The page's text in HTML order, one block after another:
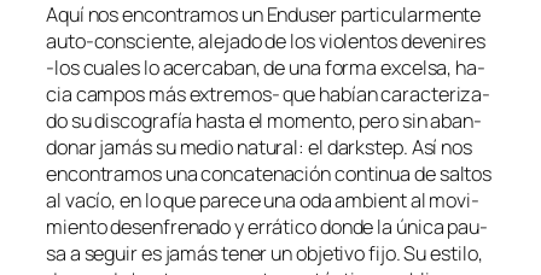
Aquí nos en­con­tra­mos un Enduser par­ti­cu­lar­men­te
auto-consciente, ale­ja­do de los vio­len­tos de­ve­ni­res
‑los cua­les lo acer­ca­ban, de una for­ma ex­cel­sa, ha­
cia cam­pos más extremos- que ha­bían ca­rac­te­ri­za­
do su dis­co­gra­fía has­ta el mo­men­to, pe­ro sin aban­
do­nar ja­más su me­dio na­tu­ral: el darks­tep. Así nos
en­con­tra­mos una con­ca­te­na­ción con­ti­nua de sal­tos
al va­cío, en lo que pa­re­ce una oda am­bient al mo­vi­
mien­to de­sen­fre­na­do y errá­ti­co don­de la úni­ca pau­
sa a se­guir es ja­más te­ner un ob­je­ti­vo fi­jo. Su es­ti­lo,